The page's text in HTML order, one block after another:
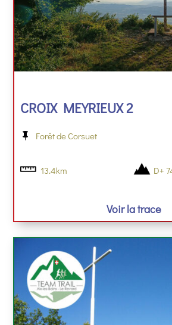
CROIX MEYRIEUX 2
Forêt de Corsuet
13.4km D+
Voir la trace